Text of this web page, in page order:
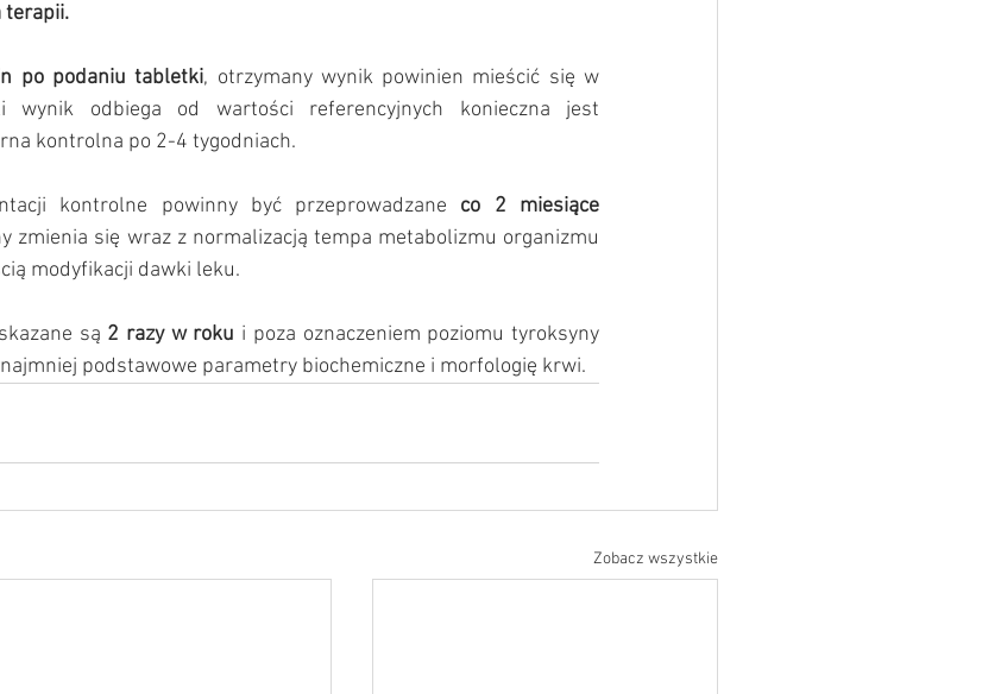
terapii.
po podaniu tabletki, otrzymany wynik powinien mieścić się w
wynik odbiega od wartości referencyjnych konieczna jest
kontrolna po 2-4 tygodniach.
kontrolne powinny być przeprowadzane co 2 miesiące
zmienia się wraz z normalizacją tempa metabolizmu organizmu
modyfikacji dawki leku.
są 2 razy w roku i poza oznaczeniem poziomu tyroksyny
podstawowe parametry biochemiczne i morfologię krwi.
Zobacz wszystkie